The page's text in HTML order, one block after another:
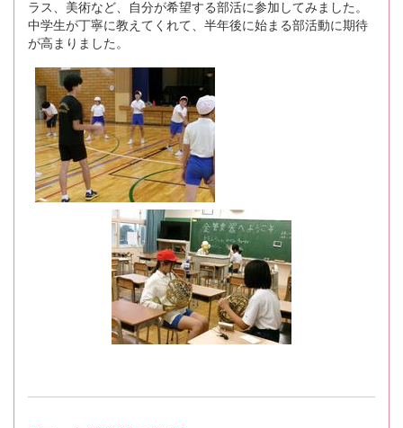
ラス、美術など、自分が希望する部活に参加してみました。
中学生が丁寧に教えてくれて、半年後に始まる部活動に期待
が高まりました。